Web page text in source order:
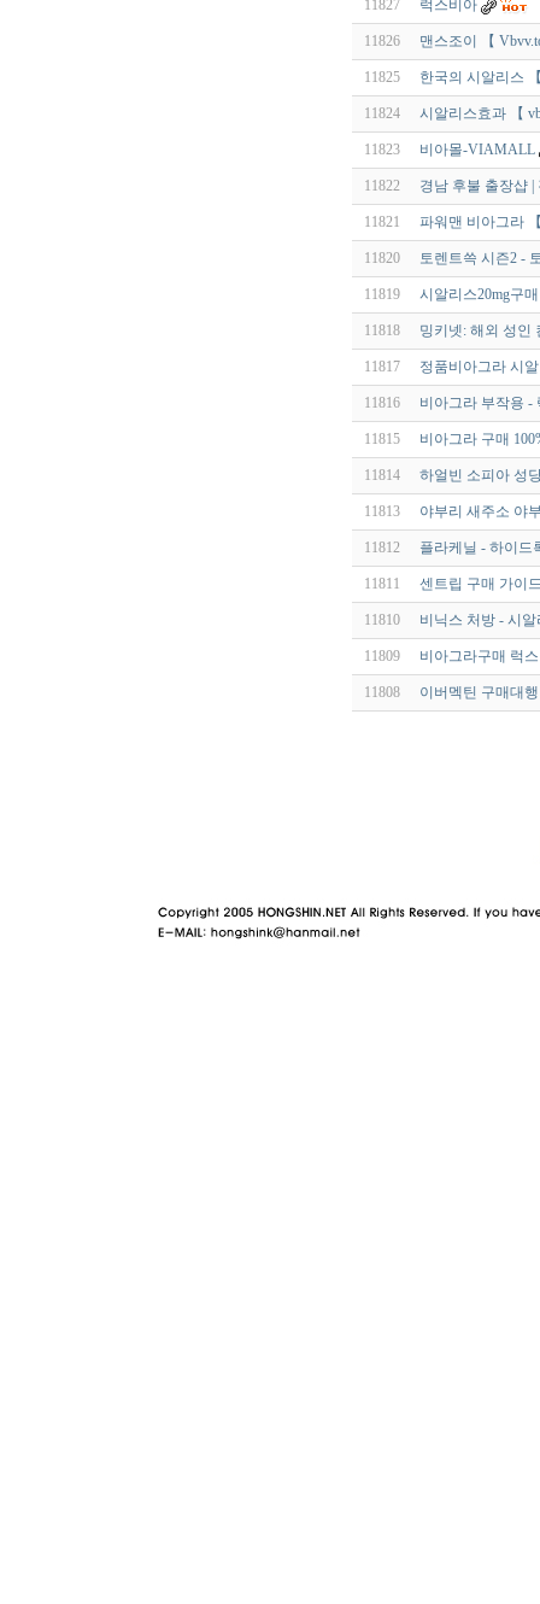
11827 럭스비아
11826 맨스조이 【
11825 한국의 시알리스
11824 시알리스효과 【
11823 비아몰-VIAMALL
11822 경남 후불 출장샵
11821 파워맨 비아그라
11820 토렌트쓱 시즌2 -
11819 시알리스20mg구
11818 밍키넷: 해외 성인
11817 정품비아그라 시
11816 비아그라 부작용 -
11815 비아그라 구매
11814 하얼빈 소피아 성
11813 야부리 새주소 야
11812 플라케닐 - 하이드
11811 센트립 구매 가이
11810 비닉스 처방 - 시
11809 비아그라구매 럭
11808 이버멕틴 구매대